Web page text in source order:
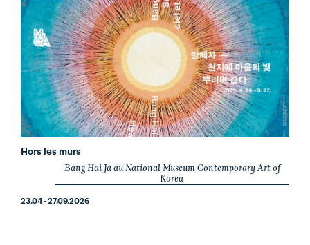
Hors les murs
Bang Hai Ja au National Museum Contemporary Art of
Korea
23.04 - 27.09.2026